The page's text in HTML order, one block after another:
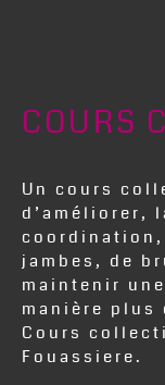
COURS
Un cours
d’améliorer,
jambes, de
maintenir
manière plus
Cours
Fouassiere.